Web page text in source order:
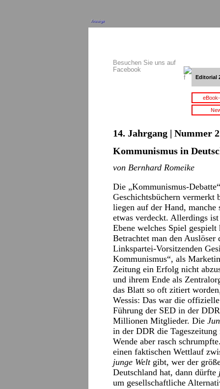
Anzeige
Besuchen Sie uns auf
Facebook
Editorial
14. Jahrgang | Nummer
Kommunismus in
von Bernhard Romeike
Die „Kommunismus-
Geschichtsbüchern vermerkt
liegen auf der Hand,
etwas verdeckt. Allerdings
Ebene welches Spiel
Betrachtet man den Auslöser
Linkspartei-Vorsitzenden
Kommunismus“, als
Zeitung ein Erfolg nicht
und ihrem Ende als
das Blatt so oft zitiert
Wessis: Das war die
Führung der SED in der
Millionen Mitglieder. Die
in der DDR die
Wende aber rasch
einen faktischen Wettlauf
junge Weltgibt, wer der
Deutschland hat, dann dürfte
um gesellschaftliche